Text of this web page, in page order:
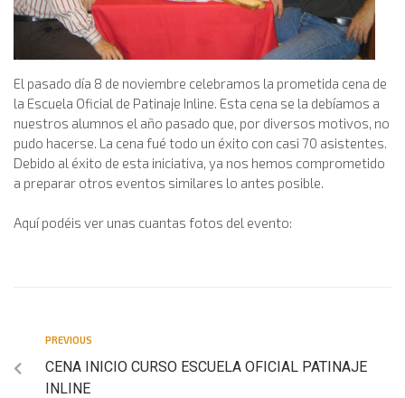
El pasado día 8 de noviembre celebramos la prometida cena de
la Escuela Oficial de Patinaje Inline. Esta cena se la debíamos a
nuestros alumnos el año pasado que, por diversos motivos, no
pudo hacerse. La cena fué todo un éxito con casi 70 asistentes.
Debido al éxito de esta iniciativa, ya nos hemos comprometido
a preparar otros eventos similares lo antes posible.
Aquí podéis ver unas cuantas fotos del evento:
PREVIOUS
CENA INICIO CURSO ESCUELA OFICIAL PATINAJE
INLINE